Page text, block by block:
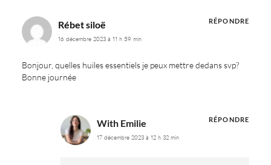
Rébet siloë
16 décembre 2023 à 11 h 59 min
Bonjour, quelles huiles essentiels je peux mettre dedans svp?
Bonne journée
RÉPONDRE
With Emilie
17 décembre 2023 à 12 h 32 min
RÉPONDRE